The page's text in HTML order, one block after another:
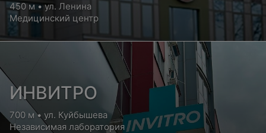
450 м • ул. Ленина
Медицинский центр
ИНВИТРО
700 м • ул. Куйбышева
Независимая лаборатория